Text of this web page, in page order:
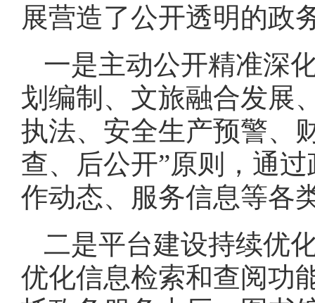
展营造了公开透明的政
一是主动公开精准深
划编制、文旅融合发展
执法、安全生产预警、
查、后公开”原则，通
作动态、服务信息等各
二是平台建设持续优
优化信息检索和查阅功